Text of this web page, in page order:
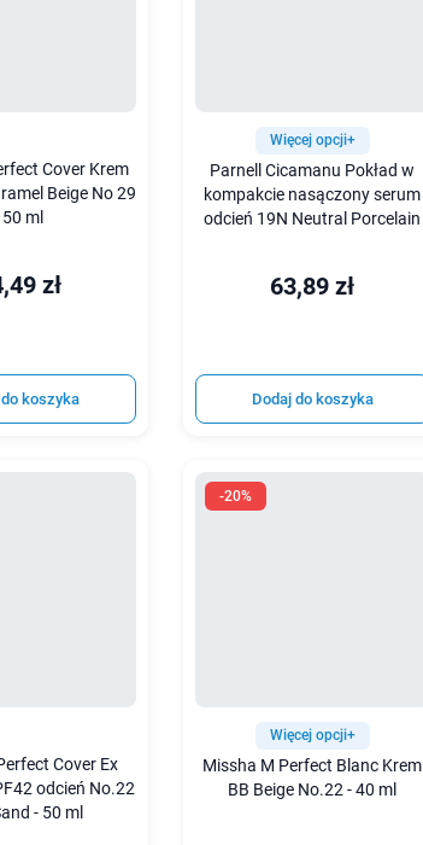
Cover Krem
Beige No 29
50 ml
zł
koszyka
Więcej opcji+
Parnell Cicamanu Pokład w
kompakcie nasączony serum
odcień 19N Neutral Porcelain
63,89 zł
Dodaj do koszyka
Cover Ex
odcień No.22
- 50 ml
-20%
Więcej opcji+
Missha M Perfect Blanc Krem
BB Beige No.22 - 40 ml